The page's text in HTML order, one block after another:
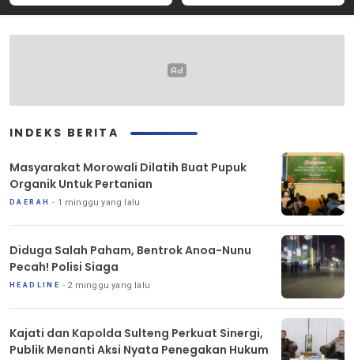
INDEKS BERITA
Masyarakat Morowali Dilatih Buat Pupuk
Organik Untuk Pertanian
DAERAH 1 minggu yang lalu
Diduga Salah Paham, Bentrok Anoa-Nunu
Pecah! Polisi Siaga
HEADLINE 2 minggu yang lalu
Kajati dan Kapolda Sulteng Perkuat Sinergi,
Publik Menanti Aksi Nyata Penegakan Hukum